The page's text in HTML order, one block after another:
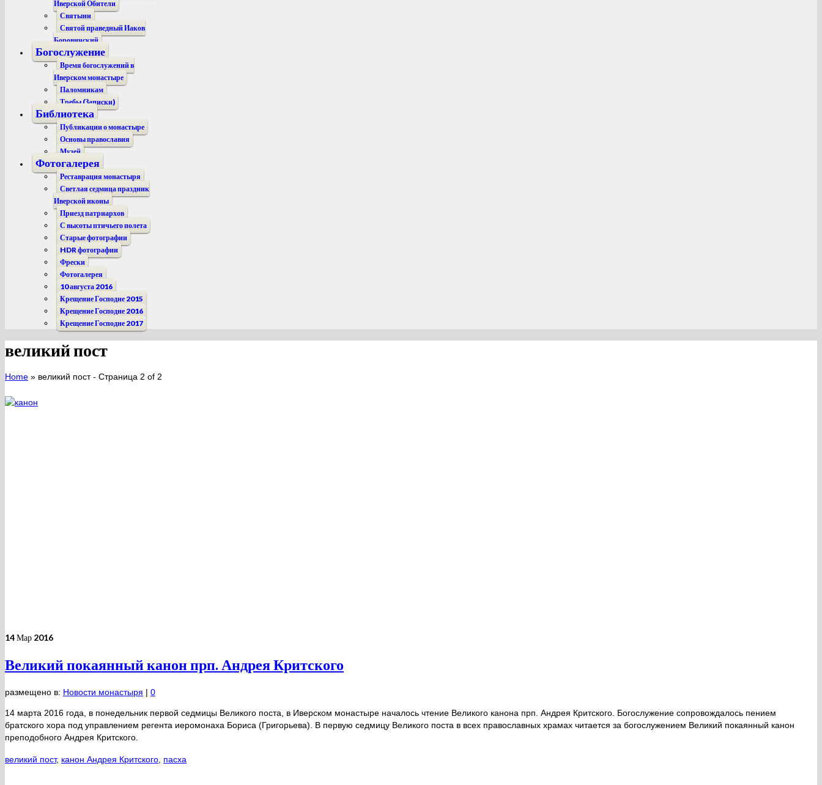
Иверской Обители
Святыни
Святой праведный Иаков
Боровичский
Богослужение
Время богослужений в
Иверском монастыре
Паломникам
Требы (Записки)
Библиотека
Публикации о монастыре
Основы православия
Музей
Фотогалерея
Реставрация монастыря
Светлая седмица праздник
Иверской иконы
Приезд патриархов
С высоты птичьего полета
Старые фотографии
HDR фотографии
Фрески
Фотогалерея
10 августа 2016
Крещение Господне 2015
Крещение Господне 2016
Крещение Господне 2017
великий пост
Home » великий пост- Страница 2 of 2
14Мар 2016
Великий покаянный канон прп. Андрея Критского
размещено в: Новости монастыря | 0
14 марта 2016 года, в понедельник первой седмицы Великого поста, в Иверском монастыре началось чтение Великого канона прп. Андрея Критского. Богослужение сопровождалось пением
братского хора под управлением регента иеромонаха Бориса (Григорьева). В первую седмицу Великого поста в всех православных храмах читается за богослужением Великий покаянный канон
преподобного Андрея Критского.
великий пост, канон Андрея Критского, пасха